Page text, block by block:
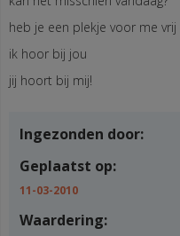
heb je een plekje voor me vrij
ik hoor bij jou
jij hoort bij mij!
Ingezonden door:
Geplaatst op:
11-03-2010
Waardering: